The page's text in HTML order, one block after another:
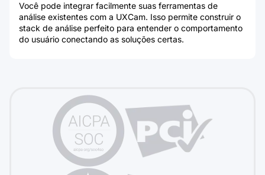
Você pode integrar facilmente suas ferramentas de
análise existentes com a UXCam. Isso permite construir o
stack de análise perfeito para entender o comportamento
do usuário conectando as soluções certas.